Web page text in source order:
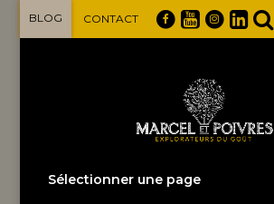
BLOG CONTACT
Sélectionner une page